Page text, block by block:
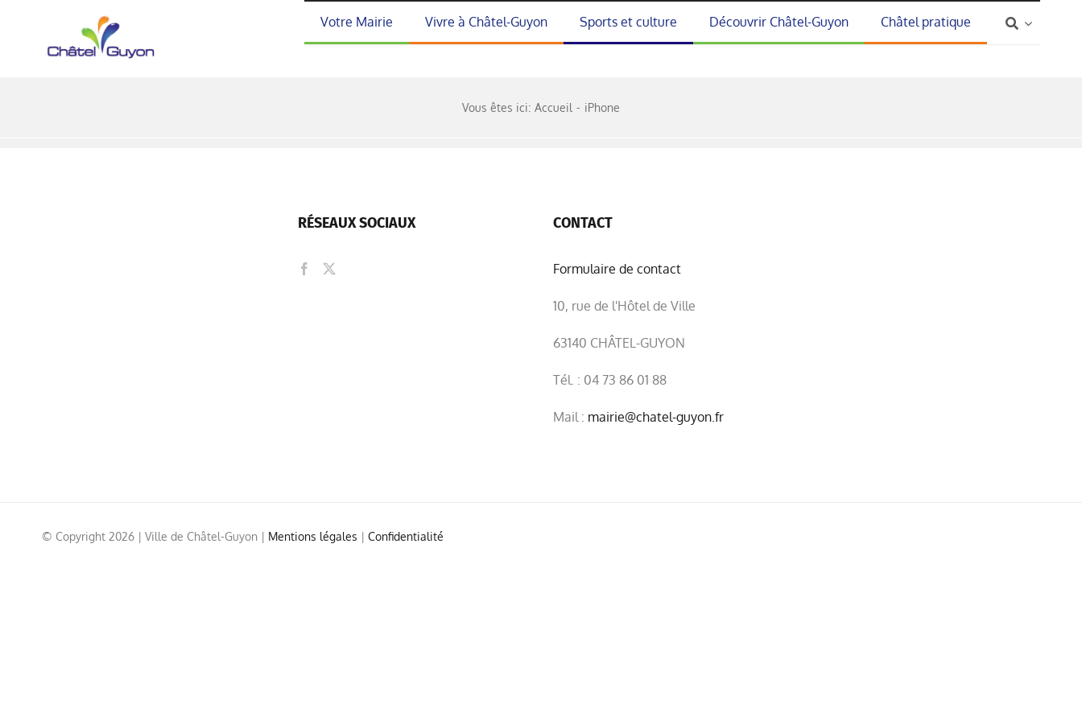
Votre Mairie Vivre à Châtel-Guyon Sports et culture Découvrir Châtel-Guyon Châtel pratique
Vous êtes ici: Accueil iPhone
RÉSEAUX SOCIAUX CONTACT
Formulaire de contact
10, rue de l'Hôtel de Ville
63140 CHÂTEL-GUYON
Tél. : 04 73 86 01 88
Mail : mairie@chatel-guyon.fr
© Copyright 2026 | Ville de Châtel-Guyon | Mentions légales | Confidentialité